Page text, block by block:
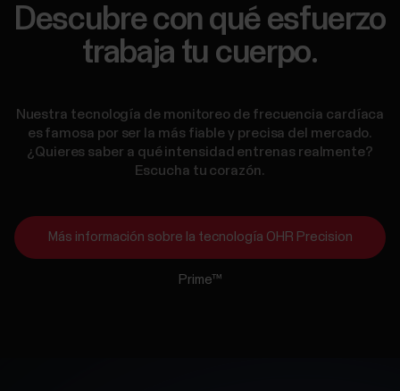
Descubre con qué esfuerzo
trabaja tu cuerpo.
Nuestra tecnología de monitoreo de frecuencia cardíaca
es famosa por ser la más fiable y precisa del mercado.
¿Quieres saber a qué intensidad entrenas realmente?
Escucha tu corazón.
Más información sobre la tecnología OHR Precision
Prime™